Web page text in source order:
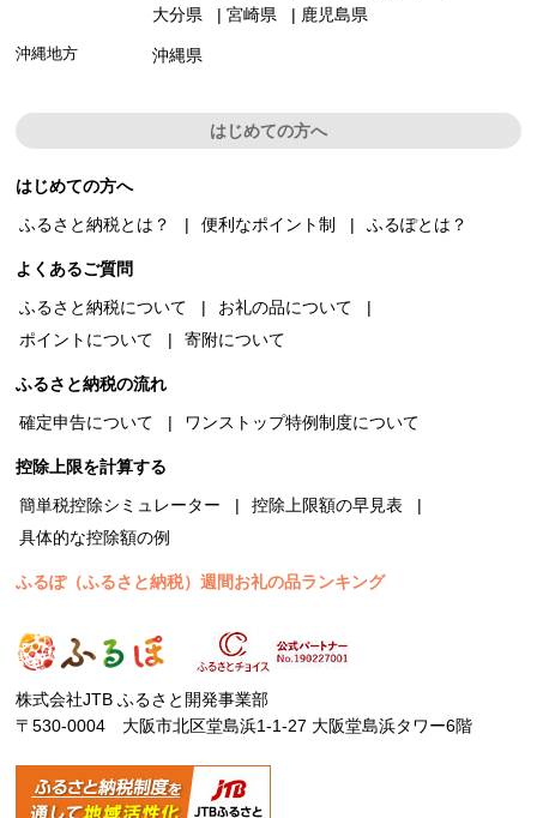
大分県
宮崎県 鹿児島県
沖縄地方 沖縄県
はじめての方へ
はじめての方へ
ふるさと納税とは？
便利なポイント制 ふるぽとは？
よくあるご質問
ふるさと納税について
お礼の品について
ポイントについて
寄附について
ふるさと納税の流れ
確定申告について
ワンストップ特例制度について
控除上限を計算する
簡単税控除シミュレーター
控除上限額の早見表
具体的な控除額の例
ふるぽ（ふるさと納税）週間お礼の品ランキング
株式会社JTB ふるさと開発事業部
〒530-0004 大阪市北区堂島浜1-1-27 大阪堂島浜タワー6階